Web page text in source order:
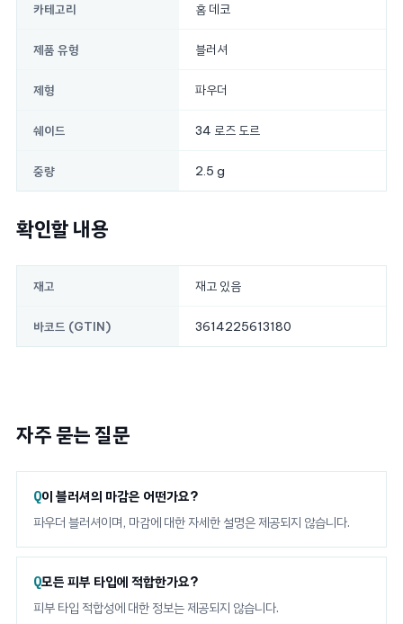
카테고리 홈 데코
제품 유형 블러셔
제형 파우더
쉐이드 34 로즈 도르
중량 2.5 g
확인할 내용
재고 재고 있음
바코드 (GTIN) 3614225613180
자주 묻는 질문
이 블러셔의 마감은 어떤가요?
파우더 블러셔이며, 마감에 대한 자세한 설명은 제공되지 않습니다.
모든 피부 타입에 적합한가요?
피부 타입 적합성에 대한 정보는 제공되지 않습니다.